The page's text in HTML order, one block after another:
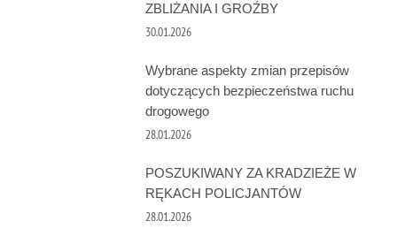
ZBLIŻANIA I GROŹBY
30.01.2026
Wybrane aspekty zmian przepisów
dotyczących bezpieczeństwa ruchu
drogowego
28.01.2026
POSZUKIWANY ZA KRADZIEŻE W
RĘKACH POLICJANTÓW
28.01.2026